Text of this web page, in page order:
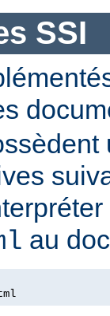
SSI
au